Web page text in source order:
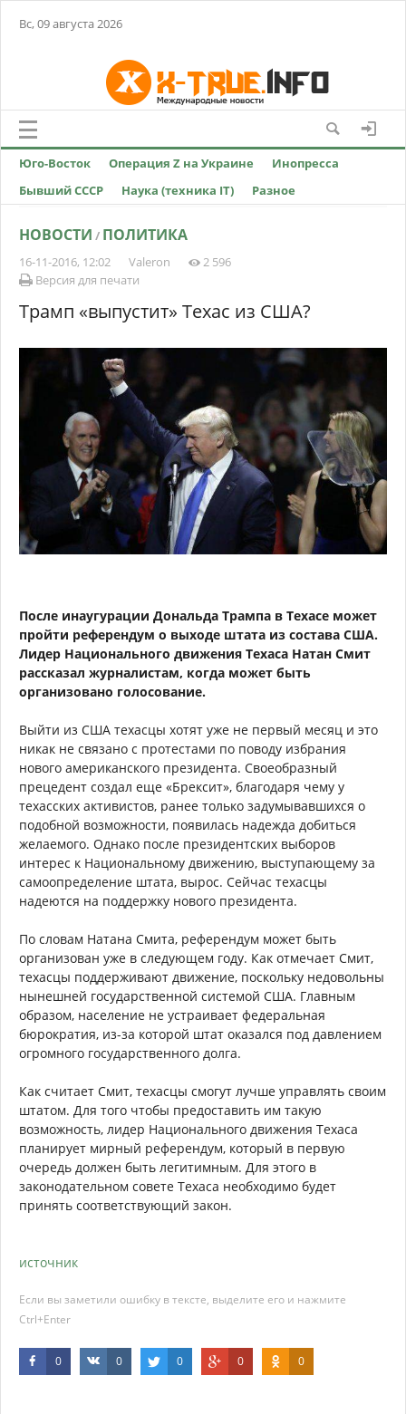
Вс, 09 августа 2026
Юго-Восток Операция Z на Украине
Инопресса
Бывший СССР
Наука (техника IT) Разное
НОВОСТИ / ПОЛИТИКА
16-11-2016, 12:02 Valeron
2 596
Версия для печати
Трамп «выпустит» Техас из США?
После инаугурации Дональда Трампа в Техасе может
пройти референдум о выходе штата из состава США.
Лидер Национального движения Техаса Натан Смит
рассказал журналистам, когда может быть
организовано голосование.
Выйти из США техасцы хотят уже не первый месяц и это
никак не связано с протестами по поводу избрания
нового американского президента. Своеобразный
прецедент создал еще «Брексит», благодаря чему у
техасских активистов, ранее только задумывавшихся о
подобной возможности, появилась надежда добиться
желаемого. Однако после президентских выборов
интерес к Национальному движению, выступающему за
самоопределение штата, вырос. Сейчас техасцы
надеются на поддержку нового президента.
По словам Натана Смита, референдум может быть
организован уже в следующем году. Как отмечает Смит,
техасцы поддерживают движение, поскольку недовольны
нынешней государственной системой США. Главным
образом, население не устраивает федеральная
бюрократия, из-за которой штат оказался под давлением
огромного государственного долга.
Как считает Смит, техасцы смогут лучше управлять своим
штатом. Для того чтобы предоставить им такую
возможность, лидер Национального движения Техаса
планирует мирный референдум, который в первую
очередь должен быть легитимным. Для этого в
законодательном совете Техаса необходимо будет
принять соответствующий закон.
источник
Если вы заметили ошибку в тексте, выделите его и нажмите
Ctrl+Enter
0 0 0 0 0